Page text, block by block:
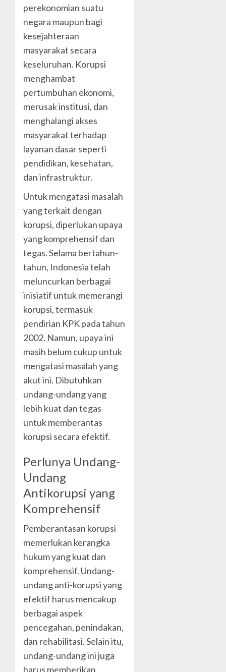
perekonomian suatu
negara maupun bagi
kesejahteraan
masyarakat secara
keseluruhan. Korupsi
menghambat
pertumbuhan ekonomi,
merusak institusi, dan
menghalangi akses
masyarakat terhadap
layanan dasar seperti
pendidikan, kesehatan,
dan infrastruktur.
Untuk mengatasi masalah
yang terkait dengan
korupsi, diperlukan upaya
yang komprehensif dan
tegas. Selama bertahun-
tahun, Indonesia telah
meluncurkan berbagai
inisiatif untuk memerangi
korupsi, termasuk
pendirian KPK pada tahun
2002. Namun, upaya ini
masih belum cukup untuk
mengatasi masalah yang
akut ini. Dibutuhkan
undang-undang yang
lebih kuat dan tegas
untuk memberantas
korupsi secara efektif.
Perlunya Undang-
Undang
Antikorupsi yang
Komprehensif
Pemberantasan korupsi
memerlukan kerangka
hukum yang kuat dan
komprehensif. Undang-
undang anti-korupsi yang
efektif harus mencakup
berbagai aspek
pencegahan, penindakan,
dan rehabilitasi. Selain itu,
undang-undang ini juga
harus memberikan